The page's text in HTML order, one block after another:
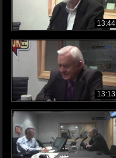
13:44
13:13